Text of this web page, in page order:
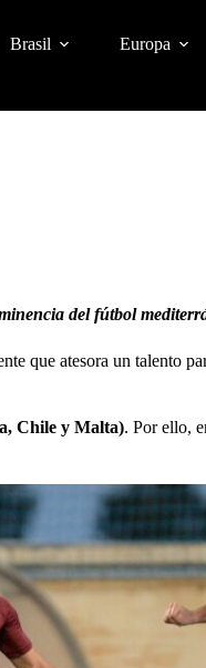
Brasil Europa
del fútbol
que atesora un talento
Chile y Malta). Por ello,